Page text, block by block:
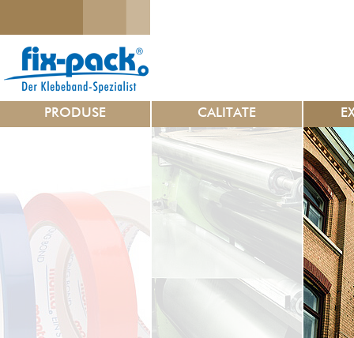
PRODUSE CALITATE